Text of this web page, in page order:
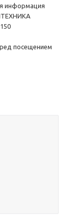
информация
посещением